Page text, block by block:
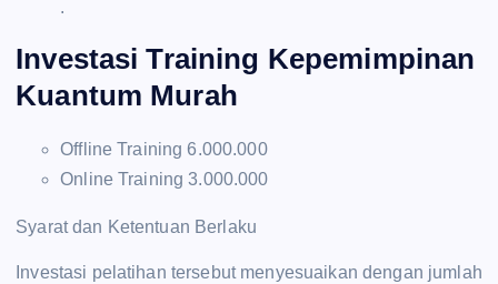
.
Investasi Training Kepemimpinan
Kuantum Murah
Offline Training 6.000.000
Online Training 3.000.000
Syarat dan Ketentuan Berlaku
Investasi pelatihan tersebut menyesuaikan dengan jumlah